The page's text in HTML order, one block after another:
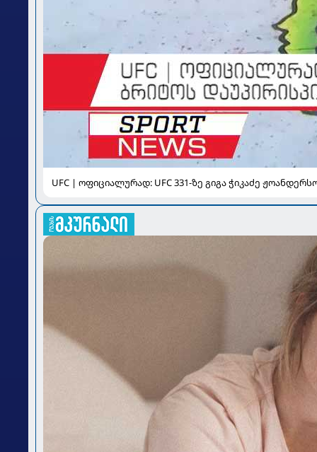
UFC | ოფიციალურად: UFC 331-ზე გიგა ჭიკაძე